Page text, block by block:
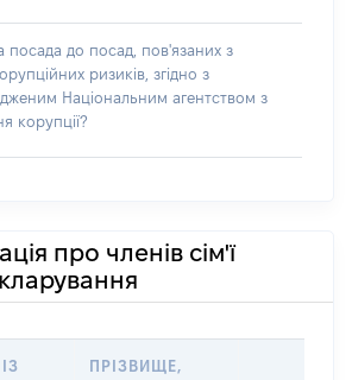
до посад, пов'язаних з
ризиків, згідно з
Національним агентством з
корупції?
про членів сім'ї
ПРІЗВИЩЕ,